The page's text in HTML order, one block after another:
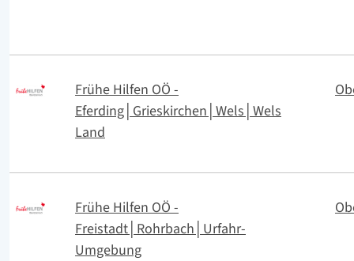
Frühe Hilfen OÖ -
Eferding│Grieskirchen│Wels│Wels
Land
Frühe Hilfen OÖ -
Freistadt│Rohrbach│Urfahr-
Umgebung